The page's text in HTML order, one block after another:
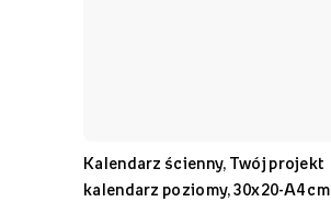
Kalendarz ścienny, Twój projekt
kalendarz poziomy, 30x20-A4 cm